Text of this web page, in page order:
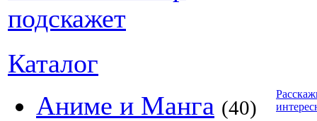
Каталог
Аниме и Манга (40)